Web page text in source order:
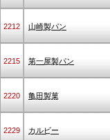
2212 山崎製パン
2215 第一屋製パン
2220 亀田製菓
2229 カルビー